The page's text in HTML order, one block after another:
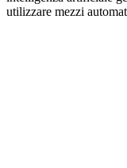
utilizzare mezzi